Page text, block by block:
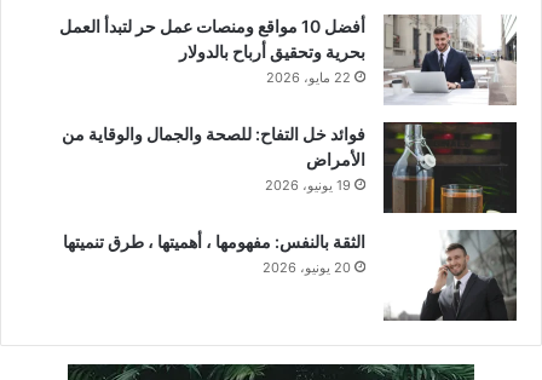
أفضل 10 مواقع ومنصات عمل حر لتبدأ العمل
بحرية وتحقيق أرباح بالدولار
22 مايو، 2026
فوائد خل التفاح: للصحة والجمال والوقاية من
الأمراض
19 يونيو، 2026
الثقة بالنفس: مفهومها ، أهميتها ، طرق تنميتها
20 يونيو، 2026